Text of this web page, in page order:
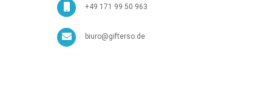
+49 171 99 50 963
biuro@gifterso.de